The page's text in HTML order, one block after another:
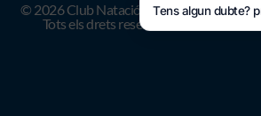
© 2026 Club Natació Terrassa.
Tots els drets reservats
Tens algun dubte?